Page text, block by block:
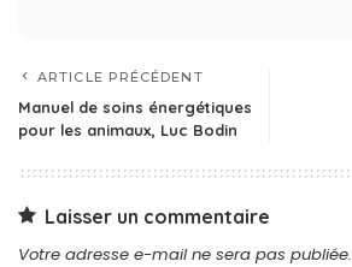
ARTICLE PRÉCÉDENT
Manuel de soins énergétiques
pour les animaux, Luc Bodin
Laisser un commentaire
Votre adresse e-mail ne sera pas publiée.